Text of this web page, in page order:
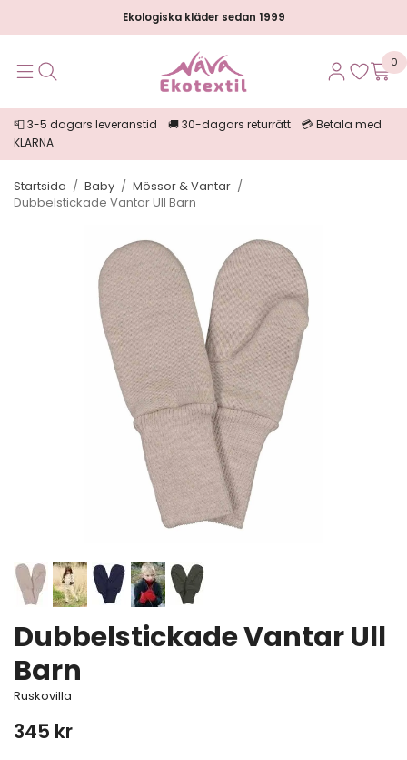
Ekologiska kläder sedan 1999
0
📮 3-5 dagars leveranstid 🚚 30-dagars returrätt 💳 Betala med
KLARNA
Startsida / Baby / Mössor & Vantar /
Dubbelstickade Vantar Ull Barn
Dubbelstickade Vantar Ull
Barn
Ruskovilla
345 kr